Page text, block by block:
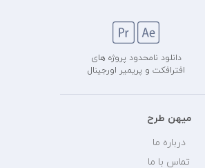
دانلود نامحدود پروژه های
افترافکت و پریمیر اورجینال
میهن طرح
درباره ما
تماس با ما